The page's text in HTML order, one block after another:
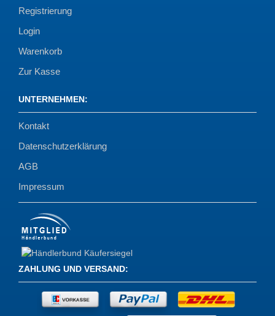
Registrierung
Login
Warenkorb
Zur Kasse
UNTERNEHMEN:
Kontakt
Datenschutzerklärung
AGB
Impressum
ZAHLUNG UND VERSAND: